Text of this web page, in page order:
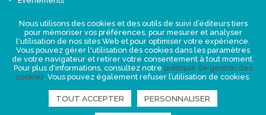
Une offre globale sur-mesure
Presse
NEWSLETTER
RETROUVEZ-NOUS
Nous utilisons des cookies et des outils de suivi d’éditeurs tiers
pour mémoriser vos préférences, pour mesurer et analyser
l'utilisation de nos sites Web et pour optimiser votre expérience.
Vous pouvez gérer l'utilisation des cookies dans les paramètres
de votre navigateur et retirer votre consentement à tout moment.
Pour plus d'informations, consultez notre politique de gestion des
cookies. Vous pouvez également refuser l’utilisation de cookies.
TOUT ACCEPTER PERSONNALISER